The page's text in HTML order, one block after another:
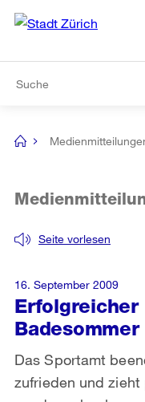
Navigation
[no
Erfolgreicher
Badesommer
Seite vorlesen
Das Sportamt
zufrieden und zieht
16. September 2009